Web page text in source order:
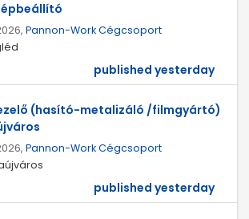
Pannon-Work Cégcsoport
published yesterday
(hasító-metalizáló /filmgyártó)
Pannon-Work Cégcsoport
published yesterday